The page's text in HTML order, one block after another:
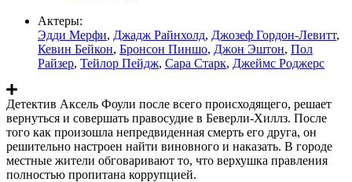
Актеры:
Эдди Мерфи, Джадж Райнхолд, Джозеф Гордон-Левитт,
Кевин Бейкон, Бронсон Пиншо, Джон Эштон, Пол
Райзер, Тейлор Пейдж, Сара Старк, Джеймс Роджерс
Детектив Аксель Фоули после всего происходящего, решает
вернуться и совершать правосудие в Беверли-Хиллз. После
того как произошла непредвиденная смерть его друга, он
решительно настроен найти виновного и наказать. В городе
местные жители обговаривают то, что верхушка правления
полностью пропитана коррупцией.